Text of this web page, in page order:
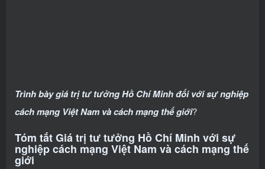
Trình bày giá trị tư tưởng Hồ Chí Minh đối với sự nghiệp
cách mạng Việt Nam và cách mạng thế giới?
Tóm tắt Giá trị tư tưởng Hồ Chí Minh với sự
nghiệp cách mạng Việt Nam và cách mạng thế
giới